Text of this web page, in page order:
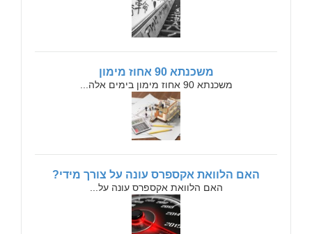
משכנתא 90 אחוז מימון
משכנתא 90 אחוז מימון בימים אלה...
האם הלוואת אקספרס עונה על צורך מידי?
האם הלוואת אקספרס עונה על...